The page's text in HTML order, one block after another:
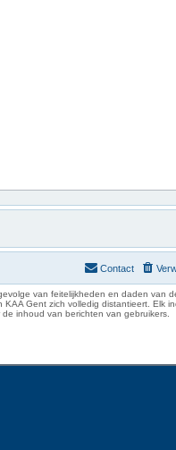
Contact
van feitelijkheden en daden van
Gent zich volledig distantieert. Elk
inhoud van berichten van gebruikers.